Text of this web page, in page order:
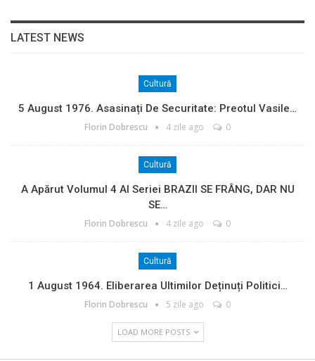
LATEST NEWS
Cultură
5 August 1976. Asasinați De Securitate: Preotul Vasile…
Florin Dobrescu 4 zile ago 0
Cultură
A Apărut Volumul 4 Al Seriei BRAZII SE FRÂNG, DAR NU
SE…
Florin Dobrescu 4 zile ago 0
Cultură
1 August 1964. Eliberarea Ultimilor Deținuți Politici…
Florin Dobrescu 5 zile ago 0
LOAD MORE POSTS